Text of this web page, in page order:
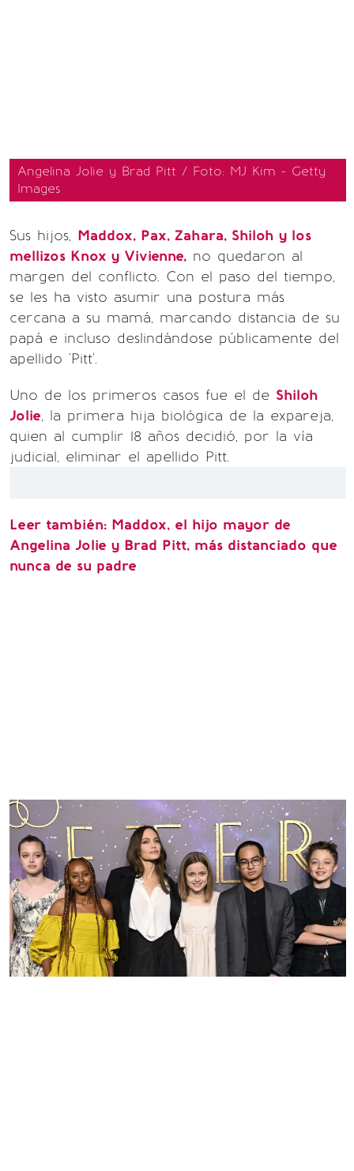
Angelina Jolie y Brad Pitt / Foto: MJ Kim - Getty
Images
Sus hijos, Maddox, Pax, Zahara, Shiloh y los
mellizos Knox y Vivienne, no quedaron al
margen del conflicto. Con el paso del tiempo,
se les ha visto asumir una postura más
cercana a su mamá, marcando distancia de su
papá e incluso deslindándose públicamente del
apellido 'Pitt'.
Uno de los primeros casos fue el de Shiloh
Jolie, la primera hija biológica de la expareja,
quien al cumplir 18 años decidió, por la vía
judicial, eliminar el apellido Pitt.
Leer también: Maddox, el hijo mayor de
Angelina Jolie y Brad Pitt, más distanciado que
nunca de su padre